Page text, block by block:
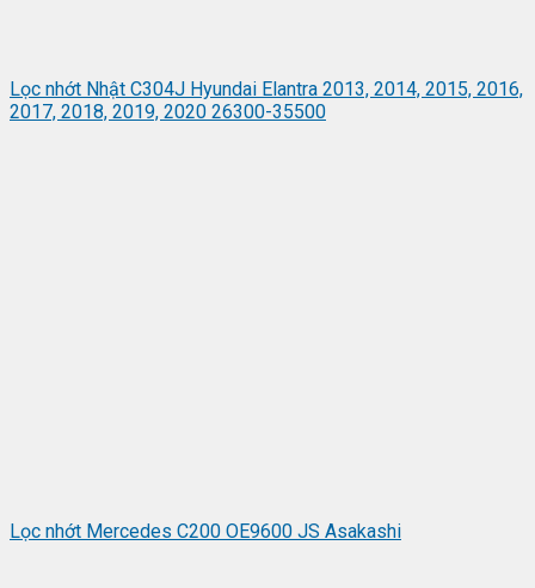
Lọc nhớt Nhật C304J Hyundai Elantra 2013, 2014, 2015, 2016,
2017, 2018, 2019, 2020 26300-35500
Lọc nhớt Mercedes C200 OE9600 JS Asakashi